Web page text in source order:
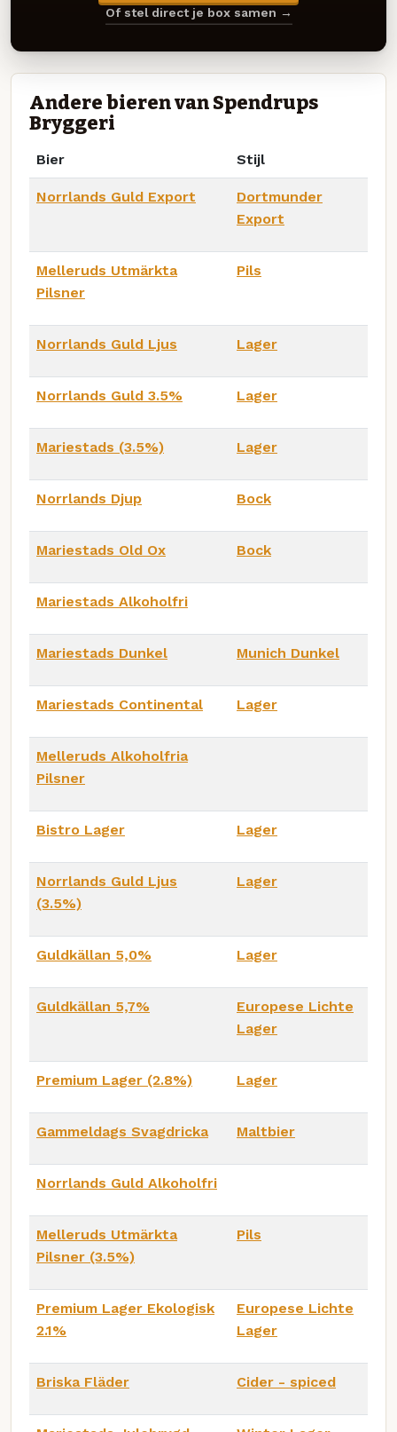
Of stel direct je box samen →
Andere bieren van Spendrups
Bryggeri
Bier Stijl
Norrlands Guld Export
Dortmunder
Export
Melleruds Utmärkta
Pilsner
Pils
Norrlands Guld Ljus Lager
Norrlands Guld 3.5% Lager
Mariestads (3.5%) Lager
Norrlands Djup Bock
Mariestads Old Ox Bock
Mariestads Alkoholfri
Mariestads Dunkel Munich Dunkel
Mariestads Continental Lager
Melleruds Alkoholfria
Pilsner
Bistro Lager Lager
Norrlands Guld Ljus
(3.5%)
Lager
Guldkällan 5,0% Lager
Guldkällan 5,7%
Europese Lichte
Lager
Premium Lager (2.8%) Lager
Gammeldags Svagdricka Maltbier
Norrlands Guld Alkoholfri
Melleruds Utmärkta
Pilsner (3.5%)
Pils
Premium Lager Ekologisk
2.1%
Europese Lichte
Lager
Briska Fläder Cider - spiced